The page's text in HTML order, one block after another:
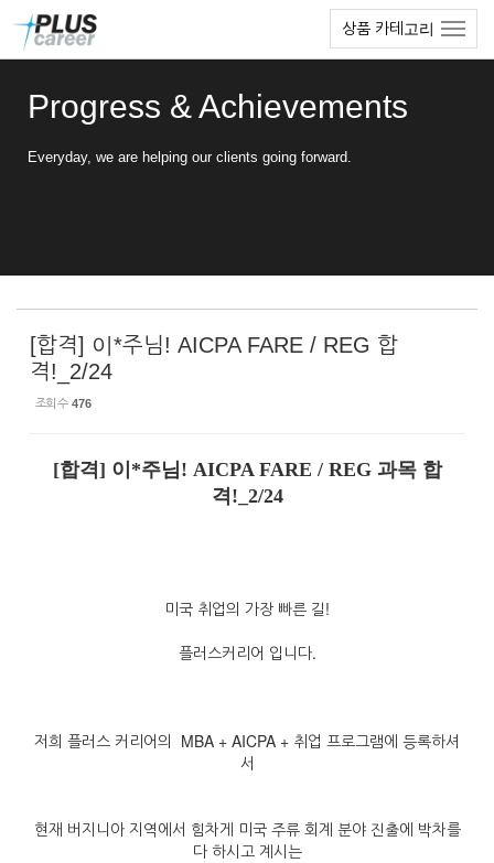
상품 카테고리
Progress & Achievements
Everyday, we are helping our clients going forward.
[합격] 이*주님! AICPA FARE / REG 합
격!_2/24
조회 수 476
[합격] 이*주님! AICPA FARE / REG 과목 합
격!_2/24
미국 취업의 가장 빠른 길!
플러스커리어 입니다.
저희 플러스 커리어의 MBA + AICPA + 취업 프로그램에 등록하셔
서
현재 버지니아 지역에서 힘차게 미국 주류 회계 분야 진출에 박차를
다 하시고 계시는